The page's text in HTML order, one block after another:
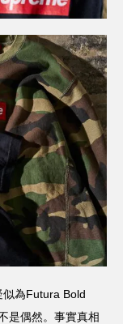
為Futura Bold
是偶然。事實真相